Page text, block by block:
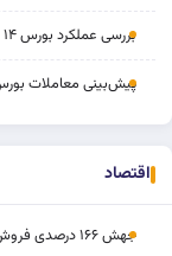
بررسی عملکرد بورس ۱۴ مرداد
پیش‌بینی معاملات بورس فردا
اقتصاد
جهش ۱۶۶ درصدی فروش دارویی‌ها؛ بازگشت سودآوری به صنعت درمان